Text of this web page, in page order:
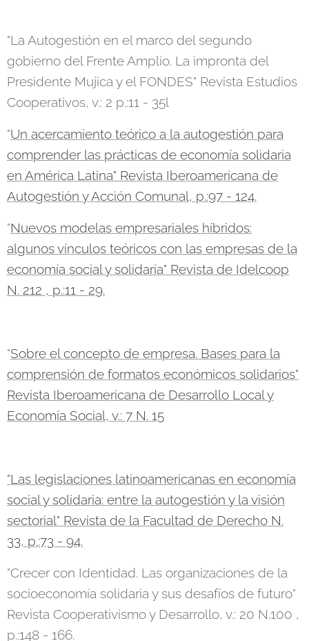
"La Autogestión en el marco del segundo
gobierno del Frente Amplio. La impronta del
Presidente Mujica y el FONDES" Revista Estudios
Cooperativos, v.: 2 p.:11 - 35l
"Un acercamiento teórico a la autogestión para
comprender las prácticas de economía solidaria
en América Latina" Revista Iberoamericana de
Autogestión y Acción Comunal, p.:97 - 124.
"Nuevos modelas empresariales híbridos:
algunos vínculos teóricos con las empresas de la
economía social y solidaria" Revista de Idelcoop
N. 212 , p.:11 - 29.
"Sobre el concepto de empresa. Bases para la
comprensión de formatos económicos solidarios"
Revista Iberoamericana de Desarrollo Local y
Economía Social, v.: 7 N. 15
"Las legislaciones latinoamericanas en economía
social y solidaria: entre la autogestión y la visión
sectorial" Revista de la Facultad de Derecho N.
33, p.:73 - 94.
"Crecer con Identidad. Las organizaciones de la
socioeconomía solidaria y sus desafíos de futuro"
Revista Cooperativismo y Desarrollo, v.: 20 N.100 ,
p.:148 - 166.